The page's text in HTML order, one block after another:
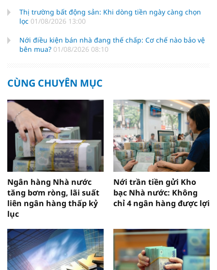
Thị trường bất động sản: Khi dòng tiền ngày càng chọn
lọc 01/08/2026 13:00
Nới điều kiện bán nhà đang thế chấp: Cơ chế nào bảo vệ
bên mua? 01/08/2026 08:10
CÙNG CHUYÊN MỤC
Ngân hàng Nhà nước
tăng bơm ròng, lãi suất
liên ngân hàng thấp kỷ
lục
Nới trần tiền gửi Kho
bạc Nhà nước: Không
chỉ 4 ngân hàng được lợi